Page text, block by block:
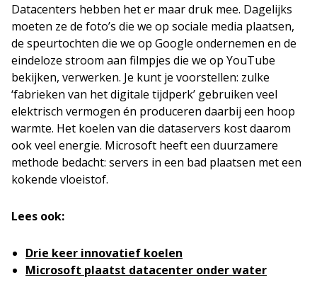
Datacenters hebben het er maar druk mee. Dagelijks
moeten ze de foto’s die we op sociale media plaatsen,
de speurtochten die we op Google ondernemen en de
eindeloze stroom aan filmpjes die we op YouTube
bekijken, verwerken. Je kunt je voorstellen: zulke
‘fabrieken van het digitale tijdperk’ gebruiken veel
elektrisch vermogen én produceren daarbij een hoop
warmte. Het koelen van die dataservers kost daarom
ook veel energie. Microsoft heeft een duurzamere
methode bedacht: servers in een bad plaatsen met een
kokende vloeistof.
Lees ook:
Drie keer innovatief koelen
Microsoft plaatst datacenter onder water